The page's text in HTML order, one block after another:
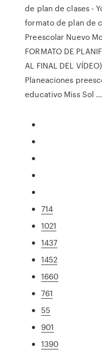
de plan de clases -
formato de plan de
Preescolar Nuevo
FORMATO DE
AL FINAL DEL
Planeaciones
educativo Miss Sol ...
714
1021
1437
1452
1660
761
55
901
1390